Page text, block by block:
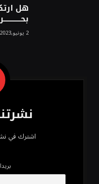
هل
روسيا
محسن 2 يونيو,2023
اشترك في